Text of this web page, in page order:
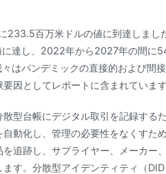
233.5百万米ドルの値に到達しまし
達し、2022年から2027年の間に
はパンデミックの直接的および間
因としてレポートに含まれています
型台帳にデジタル取引を記録する
動化し、管理の必要性をなくすた
追跡し、サプライヤー、メーカー
す。分散型アイデンティティ（